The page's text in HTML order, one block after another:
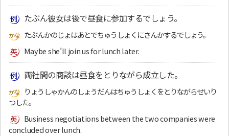
たぶん彼女は後で昼食に参加するでしょう。
たぶんかのじょはあとでちゅうしょくにさんかするでしょう。
Maybe she’ll join us for lunch later.
両社間の商談は昼食をとりながら成立した。
りょうしゃかんのしょうだんはちゅうしょくをとりながらせいり
つした。
Business negotiations between the two companies were
concluded over lunch.